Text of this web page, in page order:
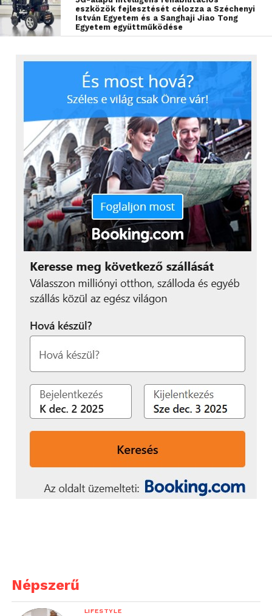
eszközök fejlesztését célozza a Széchenyi
István Egyetem és a Sanghaji Jiao Tong
Egyetem együttműködése
Népszerű
LIFESTYLE